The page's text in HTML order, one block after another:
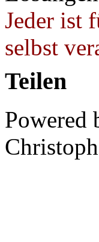
Jeder ist
selbst
Teilen
Powered